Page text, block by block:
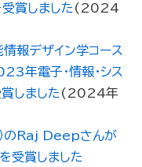
賞しました ( 2024
報デザイン学コース
年電子・情報・シス
しました ( 2024年
のRaj Deepさんが
賞しました